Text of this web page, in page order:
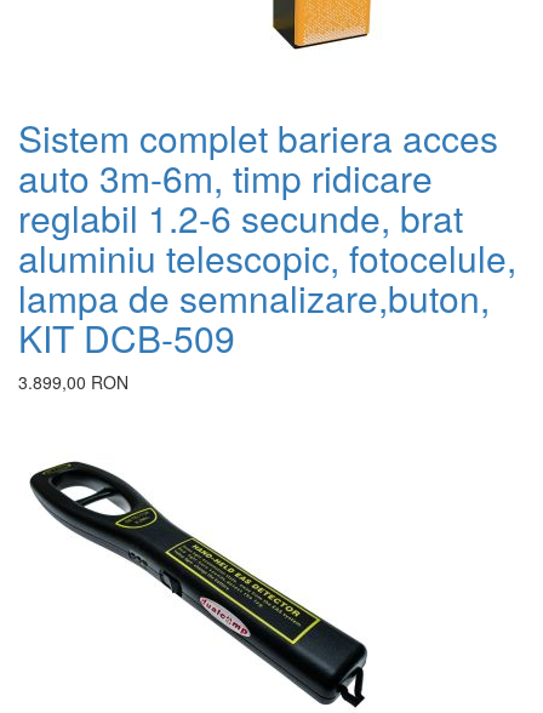
Sistem complet bariera acces
auto 3m-6m, timp ridicare
reglabil 1.2-6 secunde, brat
aluminiu telescopic, fotocelule,
lampa de semnalizare,buton,
KIT DCB-509
3.899,00 RON